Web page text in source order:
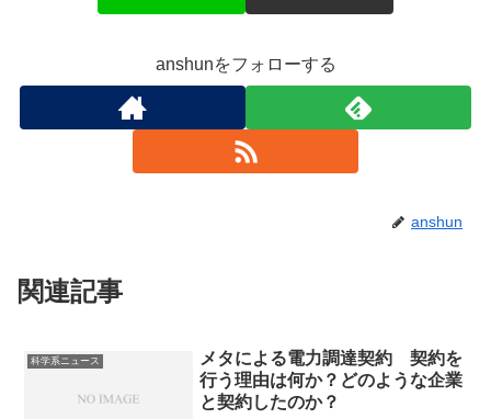
anshunをフォローする
anshun
関連記事
科学系ニュース
メタによる電力調達契約 契約を
行う理由は何か？どのような企業
と契約したのか？